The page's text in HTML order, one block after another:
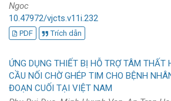
Ngoc
10.47972/vjcts.v11i.232
PDF Trích dẫn
ỨNG DỤNG THIẾT BỊ HỖ TRỢ TÂM THẤT
CẦU NỐI CHỜ GHÉP TIM CHO BỆNH
ĐOẠN CUỐI TẠI VIỆT NAM